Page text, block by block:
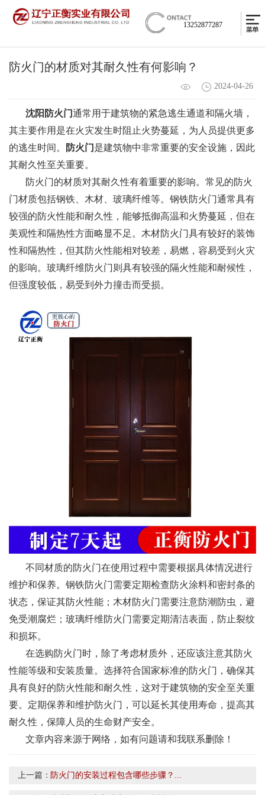
13252877287
防火门的材质对其耐久性有何影响？
2024-04-26
沈阳防火门通常用于建筑物的紧急逃生通道和隔火墙，
其主要作用是在火灾发生时阻止火势蔓延，为人员提供更多
的逃生时间。
防火门 是建筑物中非常重要的安全设施，因此
其耐久性至关重要。
防火门的材质对其耐久性有着重要的影响。常见的防火
门材质包括钢铁、木材、玻璃纤维等。钢铁防火门通常具有
较强的防火性能和耐久性，能够抵御高温和火势蔓延，但在
美观性和隔热性方面略显不足。木材防火门具有较好的装饰
性和隔热性，但其防火性能相对较差，易燃，容易受到火灾
的影响。玻璃纤维防火门则具有较强的隔火性能和耐候性，
但强度较低，易受到外力撞击而受损。
不同材质的防火门在使用过程中需要根据具体情况进行
维护和保养。钢铁防火门需要定期检查防火涂料和密封条的
状态，保证其防火性能；木材防火门需要注意防潮防虫，避
免受潮腐烂；玻璃纤维防火门需要定期清洁表面，防止裂纹
和损坏。
在选购防火门时，除了考虑材质外，还应该注意其防火
性能等级和安装质量。选择符合国家标准的防火门，确保其
具有良好的防火性能和耐久性，这对于建筑物的安全至关重
要。定期保养和维护防火门，可以延长其使用寿命，提高其
耐久性，保障人员的生命财产安全。
文章内容来源于网络，如有问题请和我联系删除！
上一篇： 防火门的安装过程包含哪些步骤？...